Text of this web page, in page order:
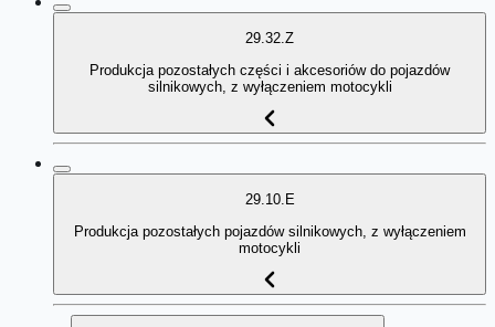
29.32.Z
Produkcja pozostałych części i akcesoriów do pojazdów
silnikowych, z wyłączeniem motocykli
29.10.E
Produkcja pozostałych pojazdów silnikowych, z wyłączeniem
motocykli